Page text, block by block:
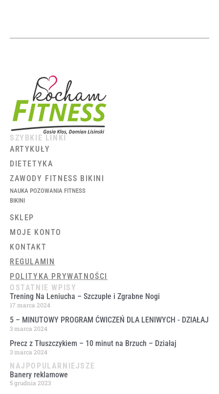
SZYBKIE LINKI
ARTYKUŁY
DIETETYKA
ZAWODY FITNESS BIKINI
NAUKA POZOWANIA FITNESS
BIKINI
SKLEP
MOJE KONTO
KONTAKT
REGULAMIN
POLITYKA PRYWATNOŚCI
OSTATNIE WPISY
Trening Na Leniucha – Szczupłe i Zgrabne Nogi
17 marca 2024
5 – MINUTOWY PROGRAM ĆWICZEŃ DLA LENIWYCH ​- DZIAŁAJ
3 marca 2024
Precz z Tłuszczykiem – 10 minut na Brzuch – Działaj
3 marca 2024
NAJPOPULARNIEJSZE
Banery reklamowe
5 grudnia 2023